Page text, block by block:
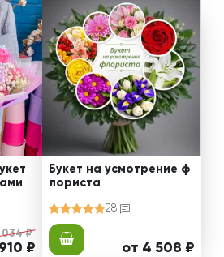
034 ₽
₽
Букет на усмотрение ф
лориста
28
от 4 508 ₽